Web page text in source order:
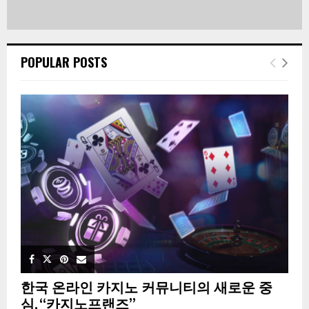
POPULAR POSTS
한국 온라인 카지노 커뮤니티의 새로운 중